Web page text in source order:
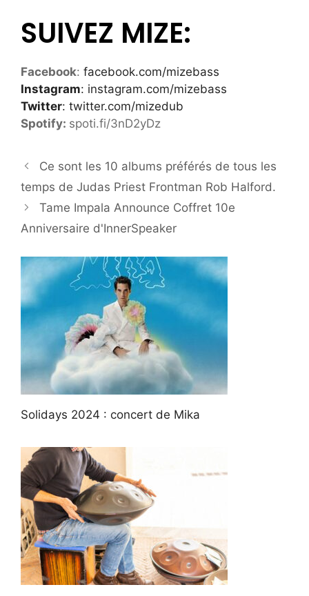
SUIVEZ MIZE:
Facebook: facebook.com/mizebass
Instagram: instagram.com/mizebass
Twitter: twitter.com/mizedub
Spotify: spoti.fi/3nD2yDz
Ce sont les 10 albums préférés de tous les
temps de Judas Priest Frontman Rob Halford.
Tame Impala Announce Coffret 10e
Anniversaire d'InnerSpeaker
Solidays 2024 : concert de Mika